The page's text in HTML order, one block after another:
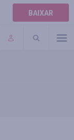
BAIXAR